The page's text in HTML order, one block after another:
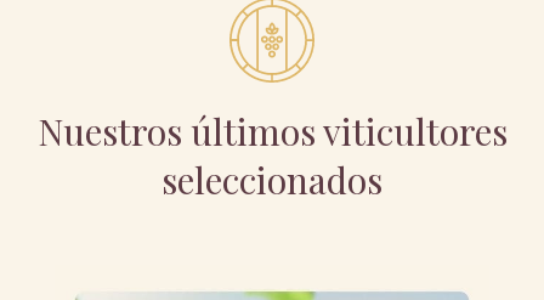
Nuestros últimos viticultores
seleccionados